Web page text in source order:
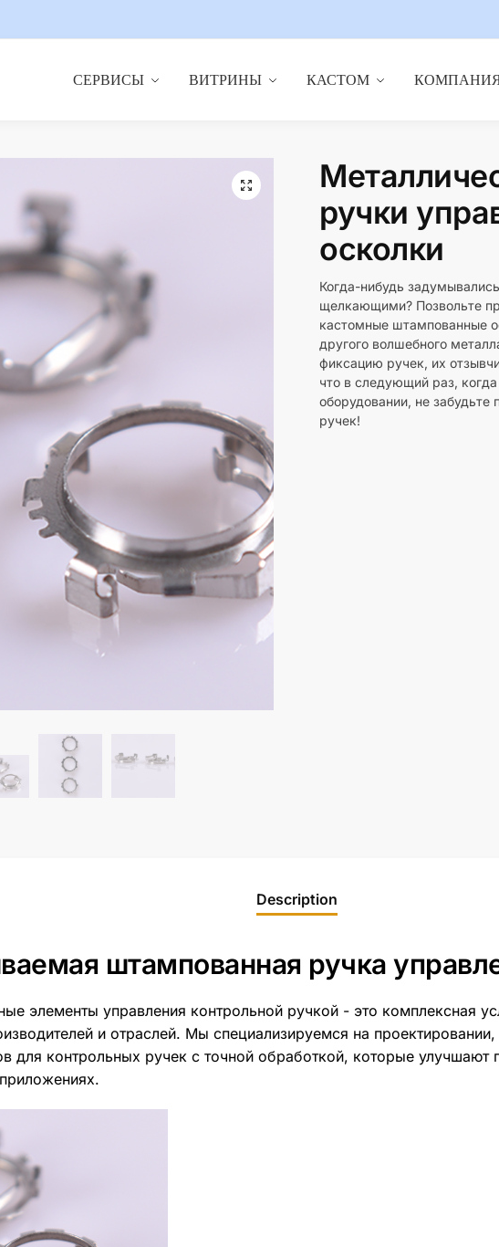
СЕРВИСЫ ВИТРИНЫ КАСТОМ
🔍
ручки
осколки
Когда-нибудь
щелкающими? Позвольте
кастомные штампованные
другого волшебного
фиксацию ручек, их
что в следующий раз,
оборудовании, не забудьте
ручек!
Description
штампованная ручка
элементы управления контрольной ручкой - это комплексная
и отраслей. Мы специализируемся на
для контрольных ручек с точной обработкой, которые улучшают